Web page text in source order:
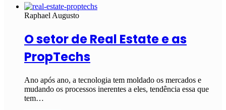
Raphael Augusto
O setor de Real Estate e as
PropTechs
Ano após ano, a tecnologia tem moldado os mercados e
mudando os processos inerentes a eles, tendência essa que
tem…